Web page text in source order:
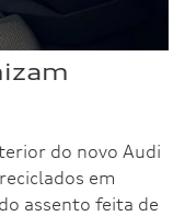
do novo Audi
em
assento feita de